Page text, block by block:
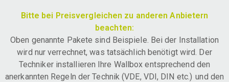
Bitte bei Preisvergleichen zu anderen Anbietern
beachten:
Oben genannte Pakete sind Beispiele. Bei der Installation
wird nur verrechnet, was tatsächlich benötigt wird. Der
Techniker installieren Ihre Wallbox entsprechend den
anerkannten Regeln der Technik (VDE, VDI, DIN etc.) und den